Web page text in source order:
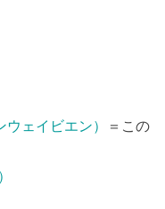
ウェイビエン）
＝この